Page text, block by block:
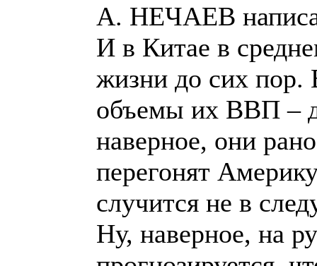
А. НЕЧАЕВ
И в Китае в
жизни до сих
объемы их ВВП –
наверное, они
перегонят
случится не в
Ну, наверное, на